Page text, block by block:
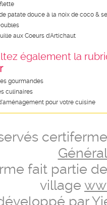
patate douce à la noix de coco &
aux Coeurs d'Artichaut
également la
gourmandes
culinaires
pour votre cuisine
fait partie
village
par